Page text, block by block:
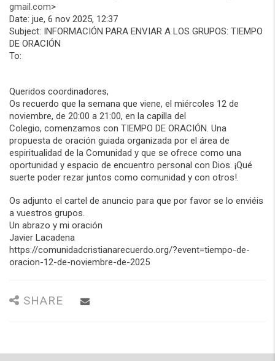
gmail.com>
Date: jue, 6 nov 2025, 12:37
Subject: INFORMACIÓN PARA ENVIAR A LOS GRUPOS: TIEMPO
DE ORACIÓN
To:
Queridos coordinadores,
Os recuerdo que la semana que viene, el miércoles 12 de
noviembre, de 20:00 a 21:00, en la capilla del
Colegio, comenzamos con TIEMPO DE ORACIÓN. Una
propuesta de oración guiada organizada por el área de
espiritualidad de la Comunidad y que se ofrece como una
oportunidad y espacio de encuentro personal con Dios. ¡Qué
suerte poder rezar juntos como comunidad y con otros!.
Os adjunto el cartel de anuncio para que por favor se lo enviéis
a vuestros grupos.
Un abrazo y mi oración
Javier Lacadena
https://comunidadcristianarecuerdo.org/?event=tiempo-de-
oracion-12-de-noviembre-de-2025
SHARE